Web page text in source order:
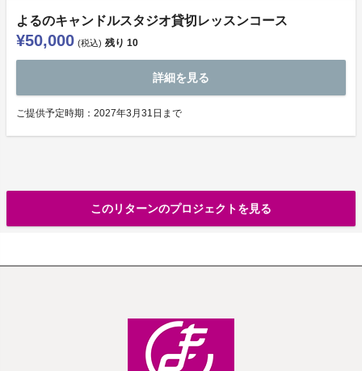
よるのキャンドルスタジオ貸切レッスンコース
¥50,000 (税込) 残り 10
詳細を見る
ご提供予定時期：2027年3月31日まで
このリターンのプロジェクトを見る